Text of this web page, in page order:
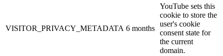
VISITOR_PRIVACY_METADATA 6 months
YouTube sets this
cookie to store the
user's cookie
consent state for
the current
domain.